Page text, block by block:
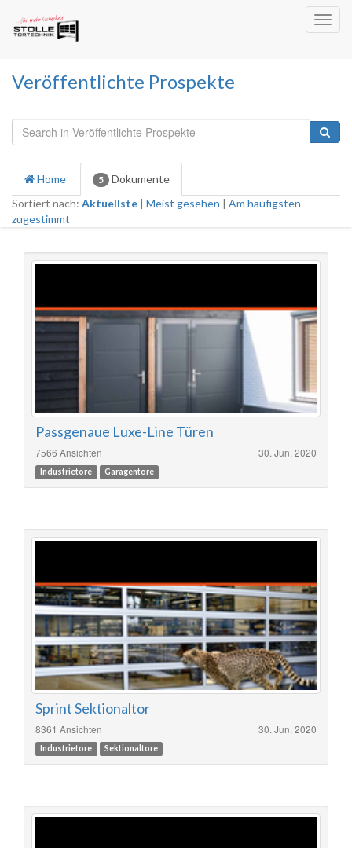
Veröffentlichte Prospekte
Home 5
Dokumente
Sortiert nach: Aktuellste Meist gesehen
Am häufigsten
zugestimmt
Passgenaue Luxe-Line Türen
7566 Ansichten 30. Jun. 2020
Industrietore Garagentore
Sprint Sektionaltor
8361 Ansichten 30. Jun. 2020
Industrietore Sektionaltore